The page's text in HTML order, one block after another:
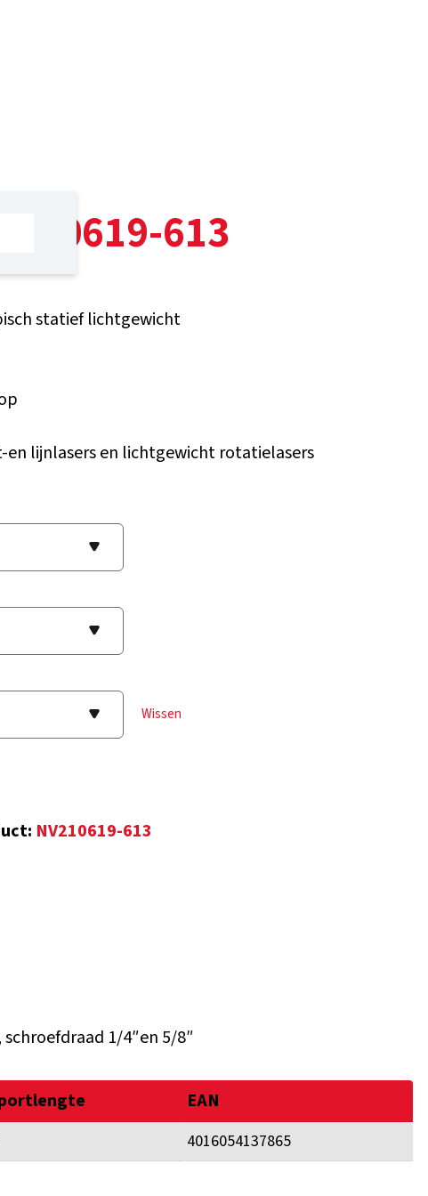
613
statief lichtgewicht
en lijnlasers en lichtgewicht rotatielasers
Wissen
NV210619-613
1/4″en 5/8″
EAN
4016054137865